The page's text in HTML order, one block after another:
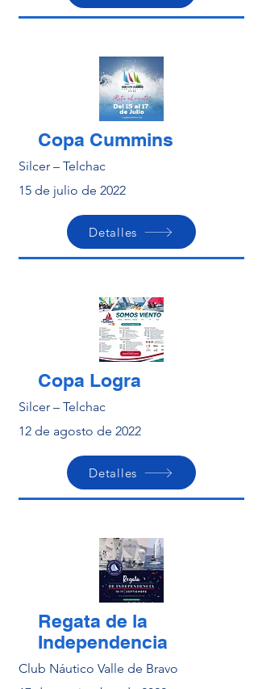
Copa Cummins
Silcer – Telchac
15 de julio de 2022
Detalles
Copa Logra
Silcer – Telchac
12 de agosto de 2022
Detalles
Regata de la
Independencia
Club Náutico Valle de Bravo